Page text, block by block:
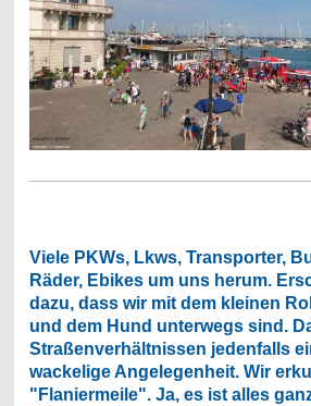
Viele PKWs, Lkws, Transporter,
Räder, Ebikes um uns herum.
dazu, dass wir mit dem kleinen
und dem Hund unterwegs sind.
Straßenverhältnissen jedenfalls
wackelige Angelegenheit. Wir
"Flaniermeile". Ja, es ist alles